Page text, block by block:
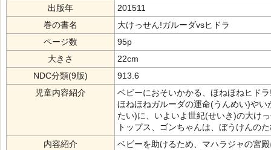
出版年
201511
巻の書名
大けっせん!ガルーダvsヒドラ
ページ数
95p
大きさ
22cm
NDC分類(9版)
913.6
児童内容紹介
ベビーにおそいかかる、ほねほねヒド
ほねほねガルーダの運命(うんめい)や
たい)に、いよいよ世紀(せいき)の大け
トップス、ゴンちゃんは、ぼうけんの
内容紹介
ベビーを助けるため、マハラジャの宮